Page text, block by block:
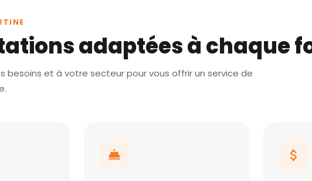
adaptées à chaque
besoins et à votre secteur pour vous offrir un service de